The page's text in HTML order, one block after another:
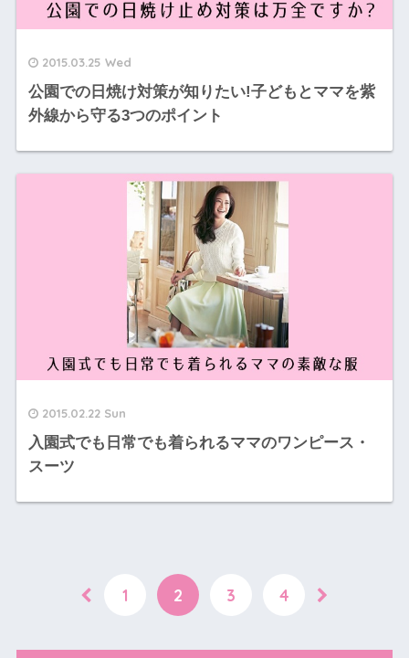
2015.03.25 Wed
公園での日焼け対策が知りたい!子どもとママを紫
外線から守る3つのポイント
2015.02.22 Sun
入園式でも日常でも着られるママのワンピース・
スーツ
1 2 3 4